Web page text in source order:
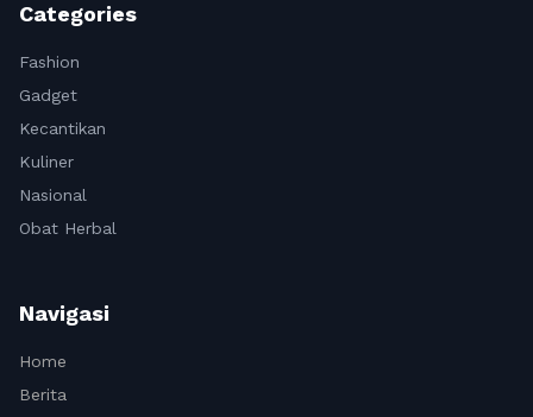
Categories
Fashion
Gadget
Kecantikan
Kuliner
Nasional
Obat Herbal
Navigasi
Home
Berita